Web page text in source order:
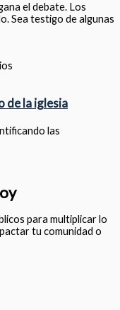
el debate. Los
Sea testigo de algunas
de la iglesia
las
para multiplicar lo
tu comunidad o